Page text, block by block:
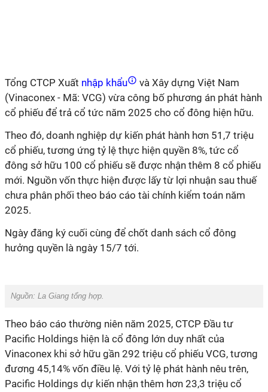
Tổng CTCP Xuất nhập khẩu
và Xây dựng Việt Nam
(Vinaconex - Mã: VCG) vừa công bố phương án phát hành
cổ phiếu để trả cổ tức năm 2025 cho cổ đông hiện hữu.
Theo đó, doanh nghiệp dự kiến phát hành hơn 51,7 triệu
cổ phiếu, tương ứng tỷ lệ thực hiện quyền 8%, tức cổ
đông sở hữu 100 cổ phiếu sẽ được nhận thêm 8 cổ phiếu
mới. Nguồn vốn thực hiện được lấy từ lợi nhuận sau thuế
chưa phân phối theo báo cáo tài chính kiểm toán năm
2025.
Ngày đăng ký cuối cùng để chốt danh sách cổ đông
hưởng quyền là ngày 15/7 tới.
Nguồn: La Giang tổng hợp.
Theo báo cáo thường niên năm 2025, CTCP Đầu tư
Pacific Holdings hiện là cổ đông lớn duy nhất của
Vinaconex khi sở hữu gần 292 triệu cổ phiếu VCG, tương
đương 45,14% vốn điều lệ. Với tỷ lệ phát hành nêu trên,
Pacific Holdings dự kiến nhận thêm hơn 23,3 triệu cổ